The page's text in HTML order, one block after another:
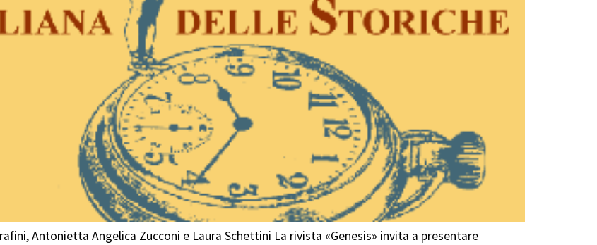
Antonietta Angelica Zucconi e Laura Schettini La rivista «Genesis» invita a presentare